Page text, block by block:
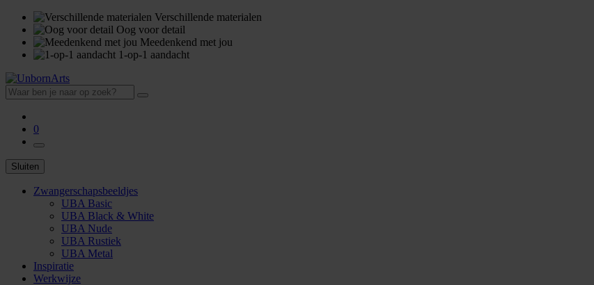
Verschillende materialen
Oog voor detail
Meedenkend met jou
1-op-1 aandacht
0
Sluiten
Zwangerschapsbeeldjes
UBA Basic
UBA Black & White
UBA Nude
UBA Rustiek
UBA Metal
Inspiratie
Werkwijze